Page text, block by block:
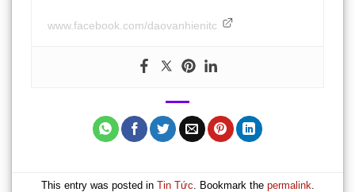
www.facebook.com/daovanhienitc
This entry was posted in Tin Tức . Bookmark the permalink